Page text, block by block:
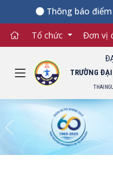
Thông báo điểm
Tổ chức Đơn vị
TRƯỜNG
Previous